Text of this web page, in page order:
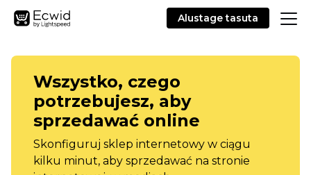
Alustage tasuta
Wszystko, czego
potrzebujesz, aby
sprzedawać online
Skonfiguruj sklep internetowy w ciągu
kilku minut, aby sprzedawać na stronie